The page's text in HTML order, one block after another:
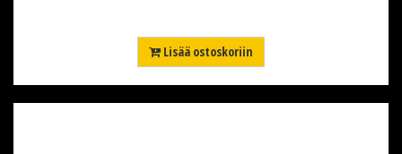
Lisää ostoskoriin